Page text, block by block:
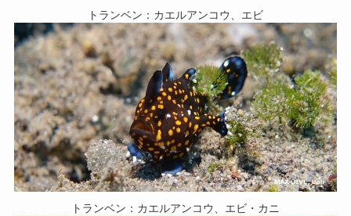
トランベン：カエルアンコウ、エビ
トランベン：カエルアンコウ、エビ・カニ